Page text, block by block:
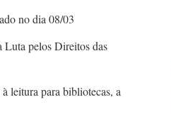
no dia 08/03
Luta pelos Direitos das
leitura para bibliotecas, a